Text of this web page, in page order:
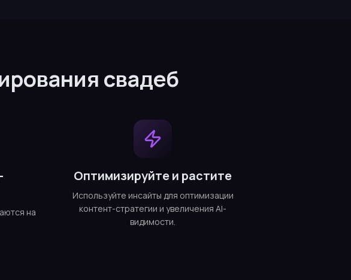
свадеб
на
Оптимизируйте и растите
Используйте инсайты для оптимизации
контент-стратегии и увеличения AI-
видимости.